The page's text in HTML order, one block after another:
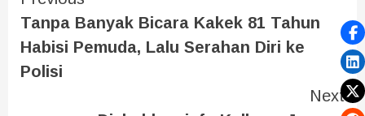
Tanpa Banyak Bicara Kakek 81 Tahun
Habisi Pemuda, Lalu Serahan Diri ke
Polisi
Next